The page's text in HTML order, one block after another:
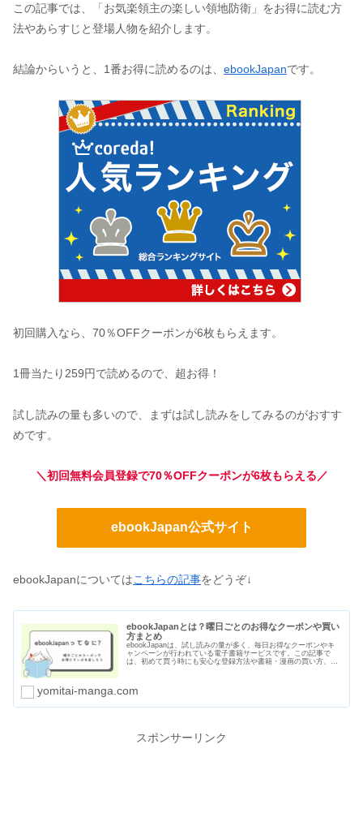
この記事では、「お気楽領主の楽しい領地防衛」をお得に読む方
法やあらすじと登場人物を紹介します。
結論からいうと、1番お得に読めるのは、 ebookJapanです。
初回購入なら、70％OFFクーポンが6枚もらえます。
1冊当たり259円で読めるので、超お得！
試し読みの量も多いので、まずは試し読みをしてみるのがおすす
めです。
＼初回無料会員登録で70％OFFクーポンが6枚もらえる／
ebookJapan公式サイト
ebookJapanについてはこちらの記事をどうぞ↓
ebookJapanとは？曜日ごとのお得なクーポンや買い
方まとめ
ebookJapanは、試し読みの量が多く、毎日お得なクーポンやキ
ャンペーンが行われている電子書籍サービスです。この記事で
は、初めて買う時にも安心な登録方法や書籍・漫画の買い方、曜
yomitai-manga.com
スポンサーリンク